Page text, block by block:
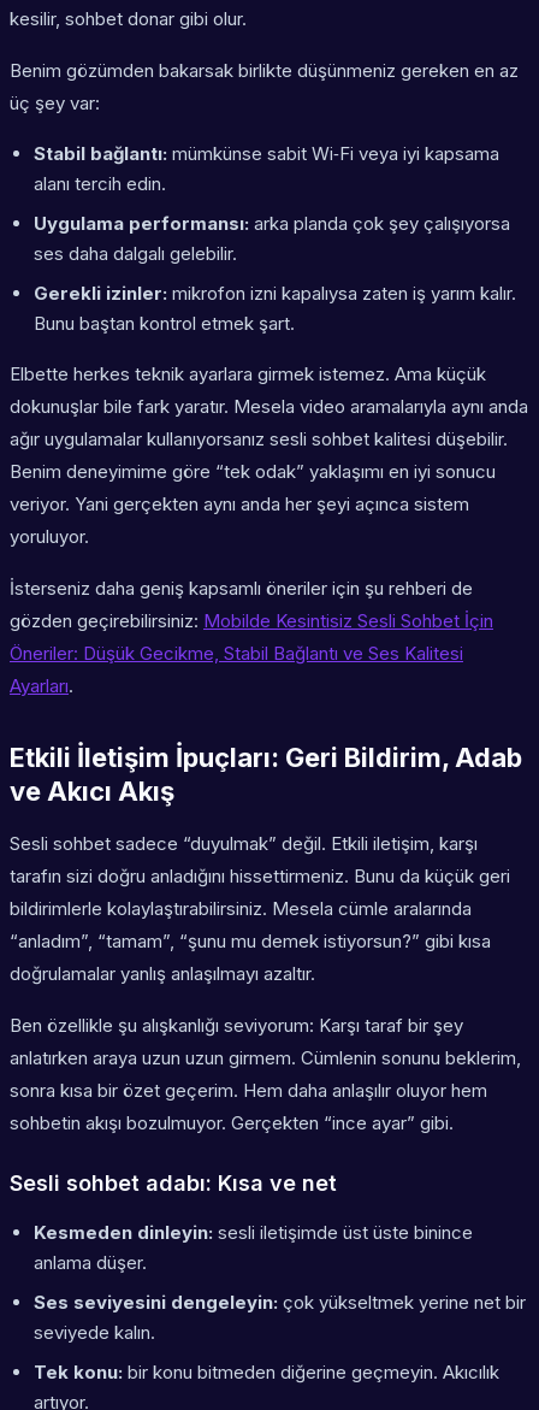
kesilir, sohbet donar gibi olur.
Benim gözümden bakarsak birlikte düşünmeniz gereken en az
üç şey var:
Stabil bağlantı: mümkünse sabit Wi‑Fi veya iyi kapsama
alanı tercih edin.
Uygulama performansı: arka planda çok şey çalışıyorsa
ses daha dalgalı gelebilir.
Gerekli izinler: mikrofon izni kapalıysa zaten iş yarım kalır.
Bunu baştan kontrol etmek şart.
Elbette herkes teknik ayarlara girmek istemez. Ama küçük
dokunuşlar bile fark yaratır. Mesela video aramalarıyla aynı anda
ağır uygulamalar kullanıyorsanız sesli sohbet kalitesi düşebilir.
Benim deneyimime göre “tek odak” yaklaşımı en iyi sonucu
veriyor. Yani gerçekten aynı anda her şeyi açınca sistem
yoruluyor.
İsterseniz daha geniş kapsamlı öneriler için şu rehberi de
gözden geçirebilirsiniz: Mobilde Kesintisiz Sesli Sohbet İçin
Öneriler: Düşük Gecikme, Stabil Bağlantı ve Ses Kalitesi
Ayarları.
Etkili İletişim İpuçları: Geri Bildirim, Adab
ve Akıcı Akış
Sesli sohbet sadece “duyulmak” değil. Etkili iletişim, karşı
tarafın sizi doğru anladığını hissettirmeniz. Bunu da küçük geri
bildirimlerle kolaylaştırabilirsiniz. Mesela cümle aralarında
“anladım”, “tamam”, “şunu mu demek istiyorsun?” gibi kısa
doğrulamalar yanlış anlaşılmayı azaltır.
Ben özellikle şu alışkanlığı seviyorum: Karşı taraf bir şey
anlatırken araya uzun uzun girmem. Cümlenin sonunu beklerim,
sonra kısa bir özet geçerim. Hem daha anlaşılır oluyor hem
sohbetin akışı bozulmuyor. Gerçekten “ince ayar” gibi.
Sesli sohbet adabı: Kısa ve net
Kesmeden dinleyin: sesli iletişimde üst üste binince
anlama düşer.
Ses seviyesini dengeleyin: çok yükseltmek yerine net bir
seviyede kalın.
Tek konu: bir konu bitmeden diğerine geçmeyin. Akıcılık
artıyor.